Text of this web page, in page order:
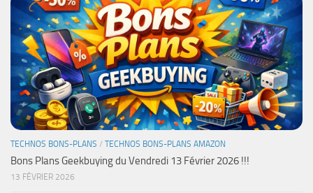
TECHNOS BONS-PLANS / TECHNOS BONS-PLANS AMAZON
Bons Plans Geekbuying du Vendredi 13 Février 2026 !!!
13 FÉVRIER 2026